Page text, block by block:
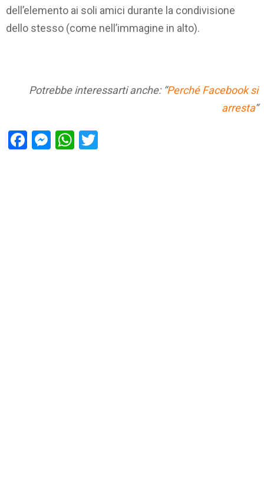
dell’elemento ai soli amici durante la condivisione
dello stesso (come nell’immagine in alto).
Potrebbe interessarti anche: “Perché Facebook si
arresta“
Facebook
Messenger
WhatsApp